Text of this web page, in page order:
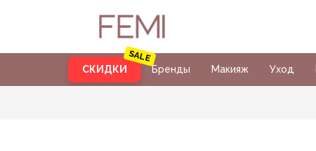
СКИДКИ Бренды Макияж Уход